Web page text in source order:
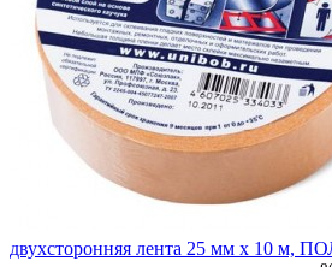
двухсторонняя лента 25 мм х 10